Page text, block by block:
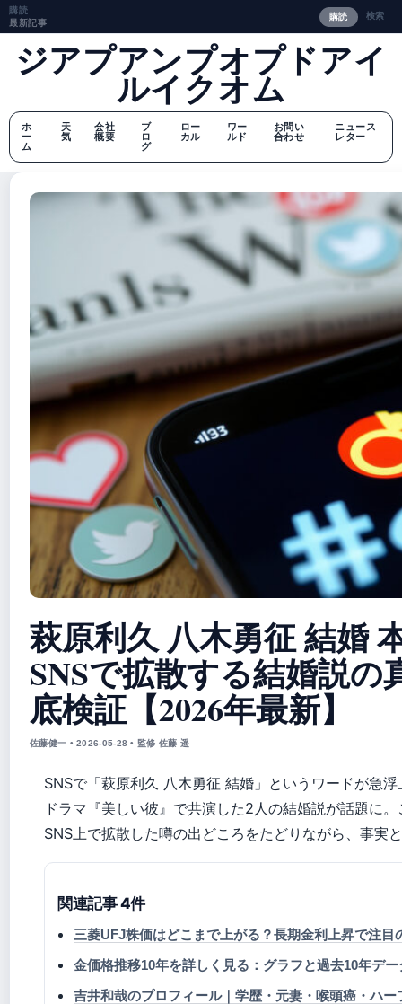
購読
最新記事
購読 検索
ジアプアンプオプドアイ
ルイクオム
ホ
ー
ム
天
気
会社
概要
ブ
ロ
グ
ロー
カル
ワー
ルド
お問い
合わせ
ニュース
レター
萩原利久 八木勇征 結婚
SNSで拡散する結婚説
底検証【2026年最新】
佐藤健一 • 2026-05-28 • 監修 佐藤 遥
SNSで「萩原利久 八木勇征 結婚」というワードが急
ドラマ『美しい彼』で共演した2人の結婚説が話題に
SNS上で拡散した噂の出どころをたどりながら、事実
関連記事 4件
三菱UFJ株価はどこまで上がる？長期金利上昇で注
金価格推移10年を詳しく見る：グラフと過去10年デ
吉井和哉のプロフィール｜学歴・元妻・喉頭癌・ハー